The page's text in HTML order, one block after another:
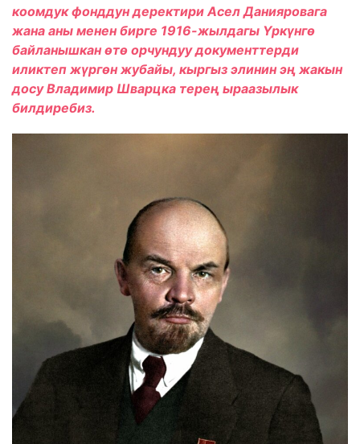
коомдук фонддун деректири Асел Данияровага
жана аны менен бирге 1916-жылдагы Үркүнгө
байланышкан өтө орчундуу документтерди
иликтеп жүргөн жубайы, кыргыз элинин эң жакын
досу Владимир Шварцка терең ыраазылык
билдиребиз.